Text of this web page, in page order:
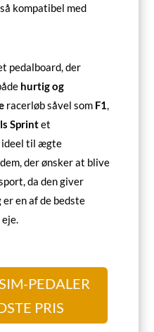
kompatibel med
pedalboard, der
hurtig og
racerløb såvel som F1,
Sprintet
ideel til ægte
der ønsker at blive
da den giver
en af de bedste
PEDALER
PRIS